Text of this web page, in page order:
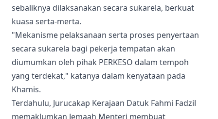
sebaliknya dilaksanakan secara sukarela, berkuat
kuasa serta-merta.
"Mekanisme pelaksanaan serta proses penyertaan
secara sukarela bagi pekerja tempatan akan
diumumkan oleh pihak PERKESO dalam tempoh
yang terdekat," katanya dalam kenyataan pada
Khamis.
Terdahulu, Jurucakap Kerajaan Datuk Fahmi Fadzil
memaklumkan Jemaah Menteri membuat